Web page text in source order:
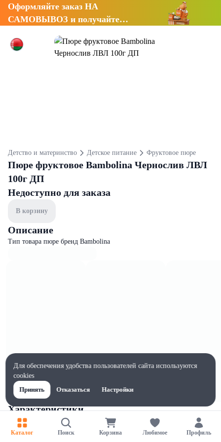
Оформляйте заказ НА
САМОВЫВОЗ и получайте
Детство и материнство Детское питание Фруктовое пюре
Пюре фруктовое Bambolina Чернослив ЛВЛ
100г ДП
Недоступно для заказа
В корзину
Описание
Тип товара пюре бренд Bambolina
Характеристики
Ширина, мм
55
Каталог Поиск Корзина Любимое Профиль
Для обеспечения удобства пользователей сайта используются
cookies
Принять
Отказаться Настройки